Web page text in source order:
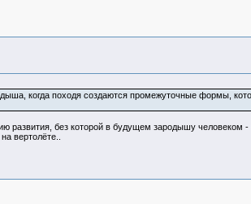
когда походя создаются промежуточные формы,
без которой в будущем зародышу человеком -
вертолёте..